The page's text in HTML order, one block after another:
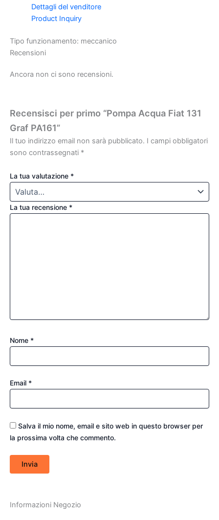
Dettagli del venditore
Product Inquiry
Tipo funzionamento: meccanico
Recensioni
Ancora non ci sono recensioni.
Recensisci per primo “Pompa Acqua Fiat 131
Graf PA161”
Il tuo indirizzo email non sarà pubblicato. I campi obbligatori
sono contrassegnati *
La tua valutazione *
La tua recensione *
Nome *
Email *
Salva il mio nome, email e sito web in questo browser per
la prossima volta che commento.
Informazioni Negozio